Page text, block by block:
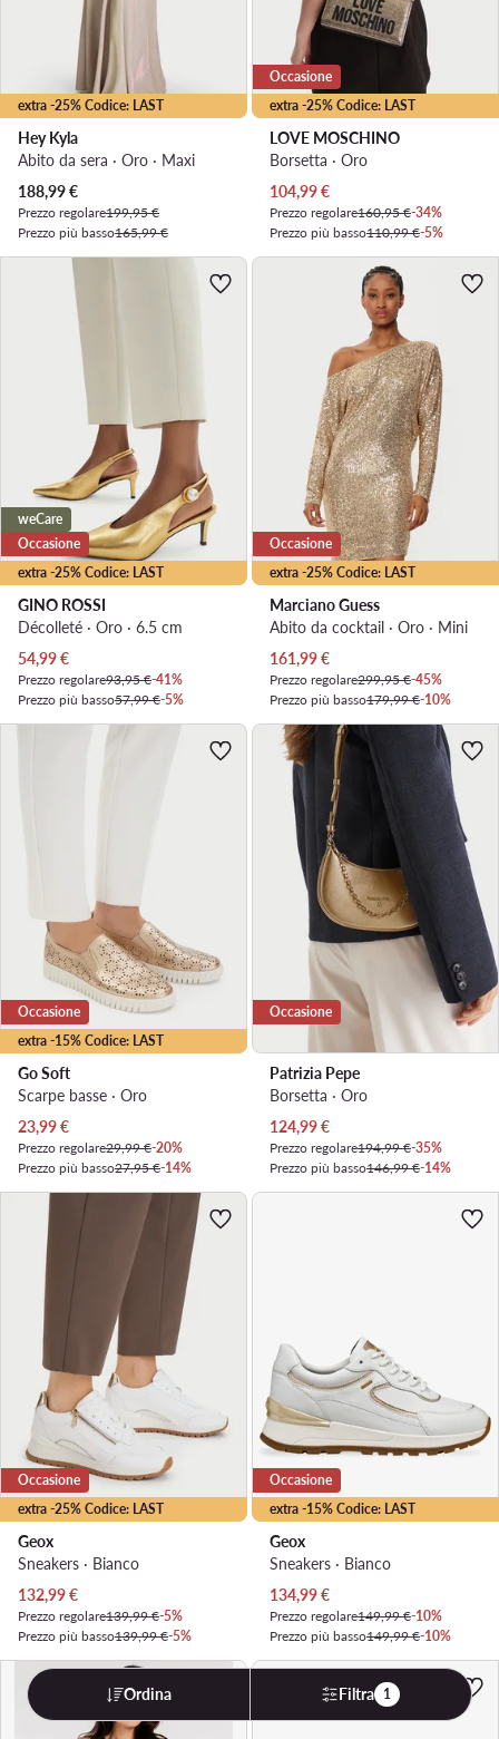
extra -25% Codice: LAST
Hey Kyla
Abito da sera · Oro · Maxi
Prezzo attuale
188,99€
Prezzo regolare199,95 €
Prezzo più basso165,99 €
extra -25% Codice: LAST
Occasione
LOVE MOSCHINO
Borsetta · Oro
Prezzo attuale
104,99€
Prezzo regolare160,95 €-34%
Prezzo più basso110,99 €-5%
extra -25% Codice: LAST
weCare
Occasione
GINO ROSSI
Décolleté · Oro · 6.5 cm
Prezzo attuale
54,99€
Prezzo regolare93,95 €-41%
Prezzo più basso57,99 €-5%
extra -25% Codice: LAST
Occasione
Marciano Guess
Abito da cocktail · Oro · Mini
Prezzo attuale
161,99€
Prezzo regolare299,95 €-45%
Prezzo più basso179,99 €-10%
extra -15% Codice: LAST
Occasione
Go Soft
Scarpe basse · Oro
Prezzo attuale
23,99€
Prezzo regolare29,99 €-20%
Prezzo più basso27,95 €-14%
Occasione
Patrizia Pepe
Borsetta · Oro
Prezzo attuale
124,99€
Prezzo regolare194,99 €-35%
Prezzo più basso146,99 €-14%
extra -25% Codice: LAST
Occasione
Geox
Sneakers · Bianco
Prezzo attuale
132,99€
Prezzo regolare139,99 €-5%
Prezzo più basso139,99 €-5%
extra -15% Codice: LAST
Occasione
Geox
Sneakers · Bianco
Prezzo attuale
134,99€
Prezzo regolare149,99 €-10%
Prezzo più basso149,99 €-10%
Ordina Filtra 1